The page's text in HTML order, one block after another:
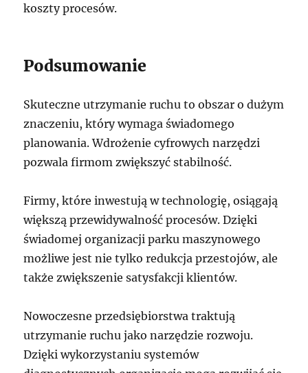
koszty procesów.
Podsumowanie
Skuteczne utrzymanie ruchu to obszar o dużym
znaczeniu, który wymaga świadomego
planowania. Wdrożenie cyfrowych narzędzi
pozwala firmom zwiększyć stabilność.
Firmy, które inwestują w technologię, osiągają
większą przewidywalność procesów. Dzięki
świadomej organizacji parku maszynowego
możliwe jest nie tylko redukcja przestojów, ale
także zwiększenie satysfakcji klientów.
Nowoczesne przedsiębiorstwa traktują
utrzymanie ruchu jako narzędzie rozwoju.
Dzięki wykorzystaniu systemów